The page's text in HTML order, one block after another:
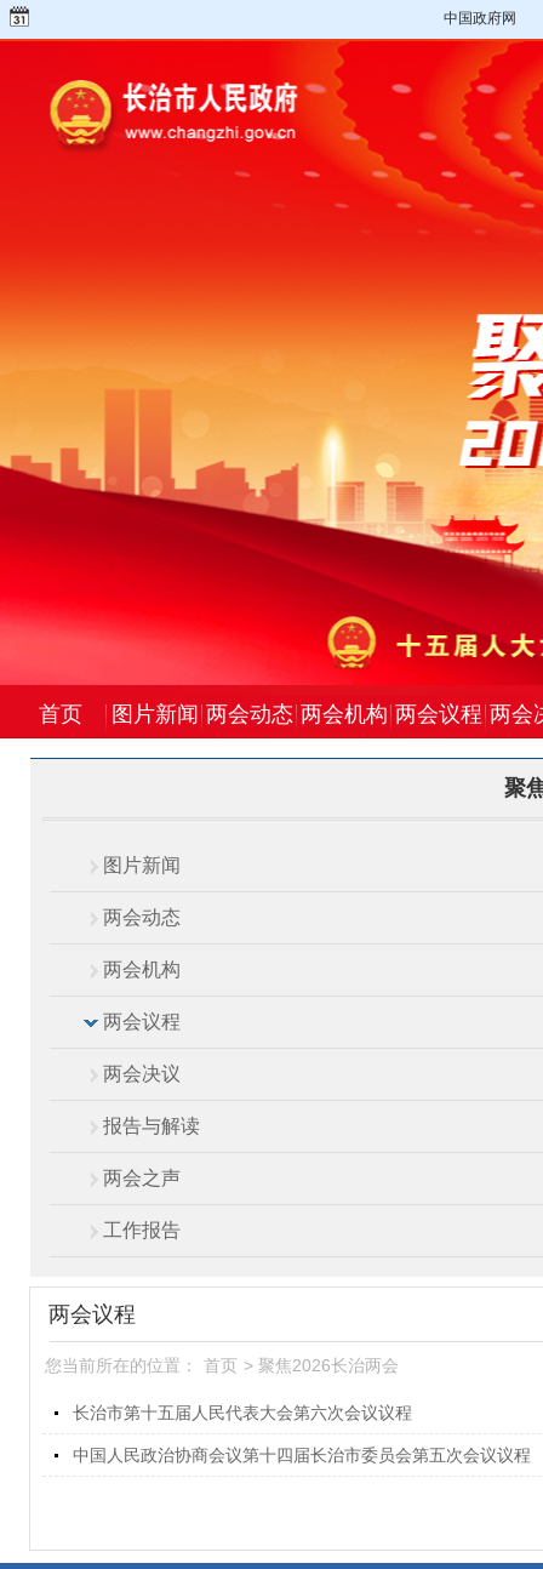
中国政府网
首页 图片新闻 两会动态 两会机构 两会议程 两会
聚
图片新闻
两会动态
两会机构
两会议程
两会决议
报告与解读
两会之声
工作报告
两会议程
您当前所在的位置： 首页 > 聚焦2026长治两会
长治市第十五届人民代表大会第六次会议议程
中国人民政治协商会议第十四届长治市委员会第五次会议议程